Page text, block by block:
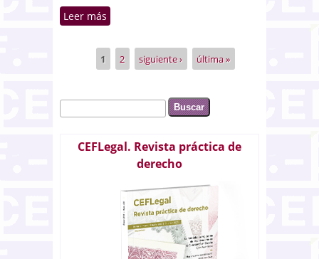
Leer más
consumo llega al Senado
Páginas
1 2 siguiente › última »
Formulario de búsqueda
Buscar
CEFLegal. Revista práctica de
derecho